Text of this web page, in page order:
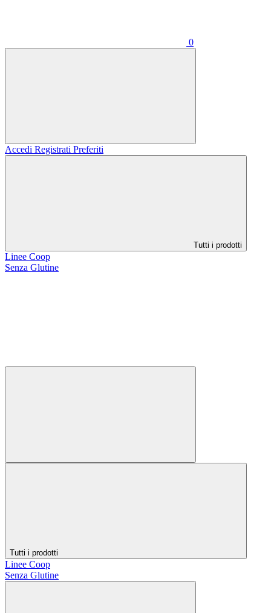
0
Accedi Registrati Preferiti
Tutti i prodotti
Linee Coop
Senza Glutine
Tutti i prodotti
Linee Coop
Senza Glutine